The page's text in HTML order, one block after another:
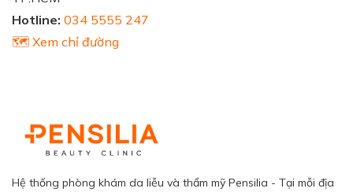
Hotline: 034 5555 247
🗺️ Xem chỉ đường
Hệ thống phòng khám da liễu và thẩm mỹ Pensilia - Tại mỗi địa